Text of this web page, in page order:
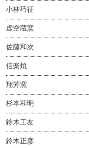
小林巧征
虚空蔵窯
佐藤和次
信楽焼
翔芳窯
杉本和明
鈴木工友
鈴木正彦